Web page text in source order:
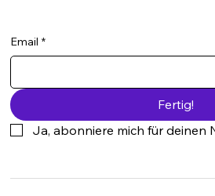
Email *
Fertig!
Ja, abonniere mich für deinen